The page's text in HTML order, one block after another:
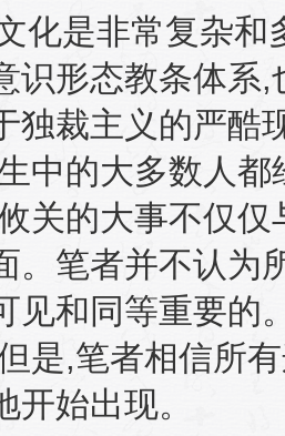
化是非常复杂和
识形态教条体系,
独裁主义的严酷
中的大多数人
关的大事不仅仅
。笔者并不认为
见和同等重要的
是,笔者相信所
开始出现。